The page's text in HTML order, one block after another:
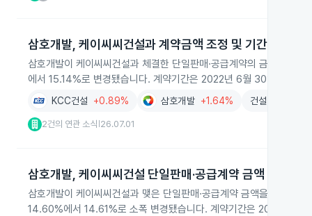
삼호개발, 케이씨씨건설과 계약금액 조정 및 기간 확정
삼호개발이 케이씨씨건설과 체결한 단일판매·공급계약의 금액이
에서 15.14%로 변경됐습니다. 계약기간은 2022년 6월 30일부터
KCC건설 +0.89% 삼호개발 +1.64% 건설
2건의 연관 소식 26.07.01
삼호개발, 케이씨씨건설 단일판매·공급계약 금액 조정
삼호개발이 케이씨씨건설과 맺은 단일판매·공급계약 금액을 설계
14.60%에서 14.61%로 소폭 변경됐습니다. 계약기간은 2021년 2